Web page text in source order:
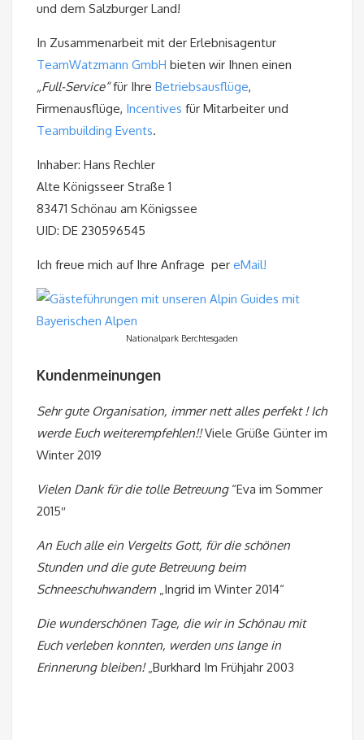
und dem Salzburger Land!
In Zusammenarbeit mit der Erlebnisagentur
TeamWatzmann GmbH bieten wir Ihnen einen
„Full-Service“für Ihre Betriebsausflüge,
Firmenausflüge, Incentives für Mitarbeiter und
Teambuilding Events.
Inhaber: Hans Rechler
Alte Königsseer Straße 1
83471 Schönau am Königssee
UID: DE 230596545
Ich freue mich auf Ihre Anfrage per eMail!
Nationalpark Berchtesgaden
Kundenmeinungen
Sehr gute Organisation, immer nett alles perfekt ! Ich
werde Euch weiterempfehlen!!Viele Grüße Günter im
Winter 2019
Vielen Dank für die tolle Betreuung “Eva im Sommer
2015″
An Euch alle ein Vergelts Gott, für die schönen
Stunden und die gute Betreuung beim
Schneeschuhwandern „Ingrid im Winter 2014“
Die wunderschönen Tage, die wir in Schönau mit
Euch verleben konnten, werden uns lange in
Erinnerung bleiben!„Burkhard Im Frühjahr 2003